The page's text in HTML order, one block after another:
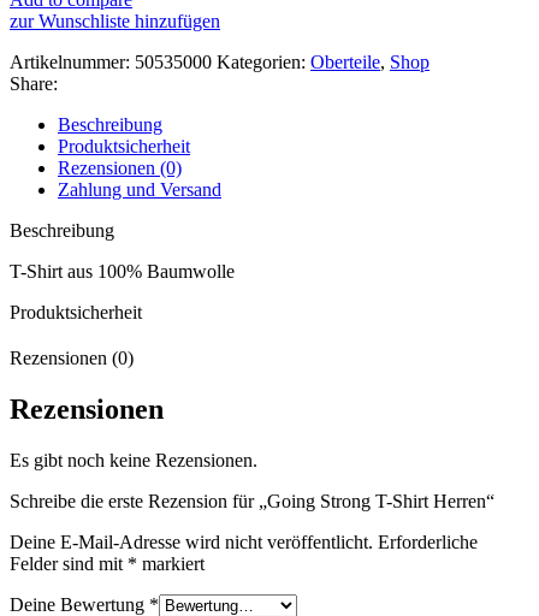
Herren
Menge
zur Wunschliste hinzufügen
Artikelnummer: 50535000 Kategorien: Oberteile, Shop
Share:
Beschreibung
Produktsicherheit
Rezensionen (0)
Zahlung und Versand
Beschreibung
T-Shirt aus 100% Baumwolle
Produktsicherheit
Rezensionen (0)
Rezensionen
Es gibt noch keine Rezensionen.
Schreibe die erste Rezension für „Going Strong T-Shirt Herren“
Deine E-Mail-Adresse wird nicht veröffentlicht. Erforderliche
Felder sind mit * markiert
Deine Bewertung *